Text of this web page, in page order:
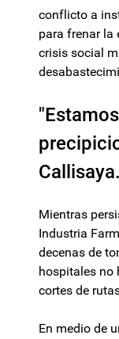
conflicto a
para frenar la
crisis social
Callisaya.
Mientras
Industria
decenas de
hospitales no
cortes de
En medio de